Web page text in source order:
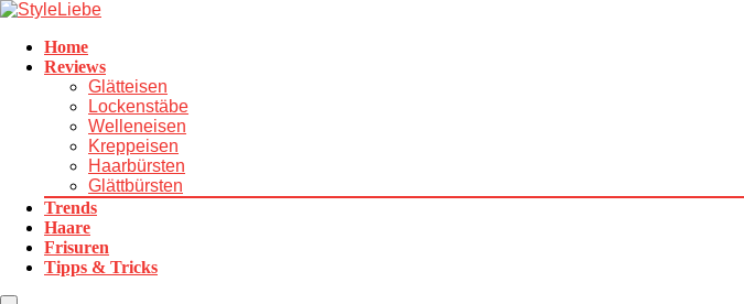
Home
Reviews
Glätteisen
Lockenstäbe
Welleneisen
Kreppeisen
Haarbürsten
Glättbürsten
Trends
Haare
Frisuren
Tipps & Tricks